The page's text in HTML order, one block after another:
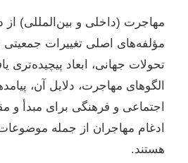
مهاجرت (داخلی و بین‌المللی) از
مؤلفه‌های اصلی تغییرات جمعیتی
تحولات جهانی، ابعاد پیچیده‌تری
الگوهای مهاجرت، دلایل آن،
اجتماعی و فرهنگی برای مبدأ و
ادغام مهاجران از جمله
هستند.